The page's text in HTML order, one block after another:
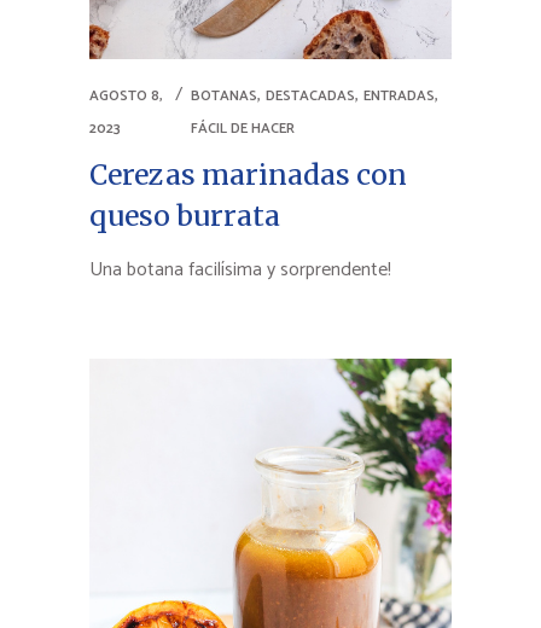
AGOSTO 8,
2023
BOTANAS,DESTACADAS,ENTRADAS,
FÁCIL DE HACER
Cerezas marinadas con
queso burrata
Una botana facilísima y sorprendente!